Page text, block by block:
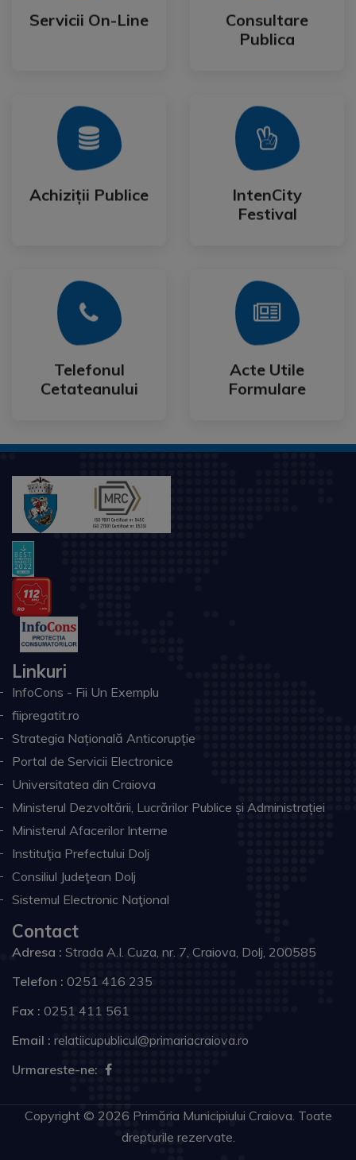
Servicii On-Line
Servicii On-Line
Consultare
Publica
Consultare
Publica
Achiziții Publice
Achiziții Publice
Mai Mult
IntenCity
Festival
IntenCity
Festival
Mai Mult
Telefonul
Cetateanului
Telefonul
Cetateanului
Mai Mult
Acte Utile
Formulare
Acte Utile
Formulare
Mai Mult
Linkuri
InfoCons - Fii Un Exemplu
fiipregatit.ro
Strategia Națională Anticorupție
Portal de Servicii Electronice
Universitatea din Craiova
Ministerul Dezvoltării, Lucrărilor Publice și Administrației
Ministerul Afacerilor Interne
Instituţia Prefectului Dolj
Consiliul Judeţean Dolj
Sistemul Electronic Naţional
Contact
Adresa : Strada A.I. Cuza, nr. 7, Craiova, Dolj, 200585
Telefon : 0251 416 235
Fax : 0251 411 561
Email : relatiicupublicul@primariacraiova.ro
Urmareste-ne:
Copyright © 2026 Primăria Municipiului Craiova. Toate
drepturile rezervate.